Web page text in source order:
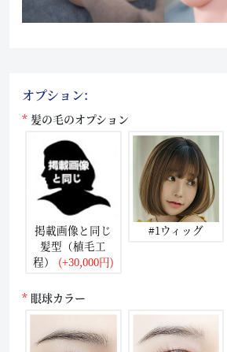
オプション:
髪の毛のオプション
掲載画像と同じ
髪型（植毛工
程）
(+30,000円)
#1ウィッグ
眼球カラー